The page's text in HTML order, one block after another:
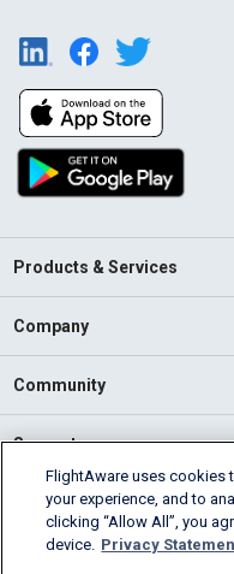
Products & Services
Company
Community
Support
English (USA)
2026 FlightAware
FlightAware uses cookies
your experience, and to
clicking “Allow All”, you
device. Privacy